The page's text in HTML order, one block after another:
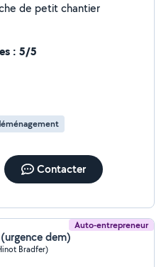
de petit chantier
: 5/5
Contacter
Auto-entrepreneur
dem)
Bradfer)